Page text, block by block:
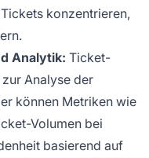
konzentrieren,
Analytik: Ticket-
Analyse der
können Metriken wie
Volumen bei
basierend auf